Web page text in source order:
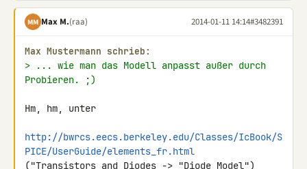
MM Max M.(raa) 2014-01-11 14:14#3482391
Max Mustermann schrieb:
> ... wie man das Modell anpasst außer durch
Probieren. ;)
Hm, hm, unter
http://bwrcs.eecs.berkeley.edu/Classes/IcBook/S
PICE/UserGuide/elements_fr.html
("Transistors and Diodes -> "Diode Model")